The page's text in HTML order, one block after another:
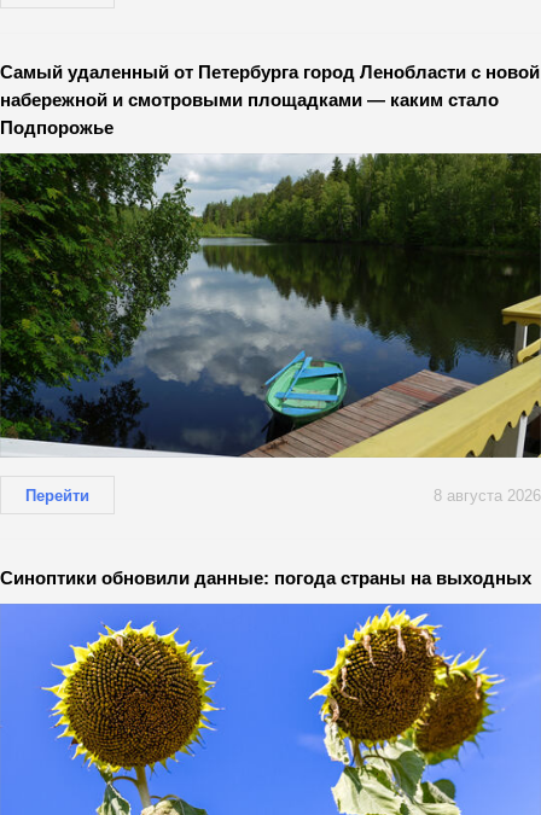
Самый удаленный от Петербурга город Ленобласти с новой
набережной и смотровыми площадками — каким стало
Подпорожье
Перейти 8 августа 2026
Синоптики обновили данные: погода страны на выходных